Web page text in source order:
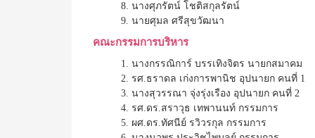
8. นางศุภรัตน์ โชติสกุลรัตน์
9. นายศุมล ศรีสุขวัฒนา
คณะกรรมการบริหาร
1. นางกรรณิการ์ บรรเทิงจิตร นายกสมาคม
2. รศ.ธราดล เก่งการพานิช อุปนายก คนที่ 1
3. นางสุวรรณา จุ่งรุ่งเรือง อุปนายก คนที่ 2
4. รศ.ดร.สราวุธ เทพานนท์ กรรมการ
5. ผศ.ดร.ทัศนีย์ รวิวรกุล กรรมการ